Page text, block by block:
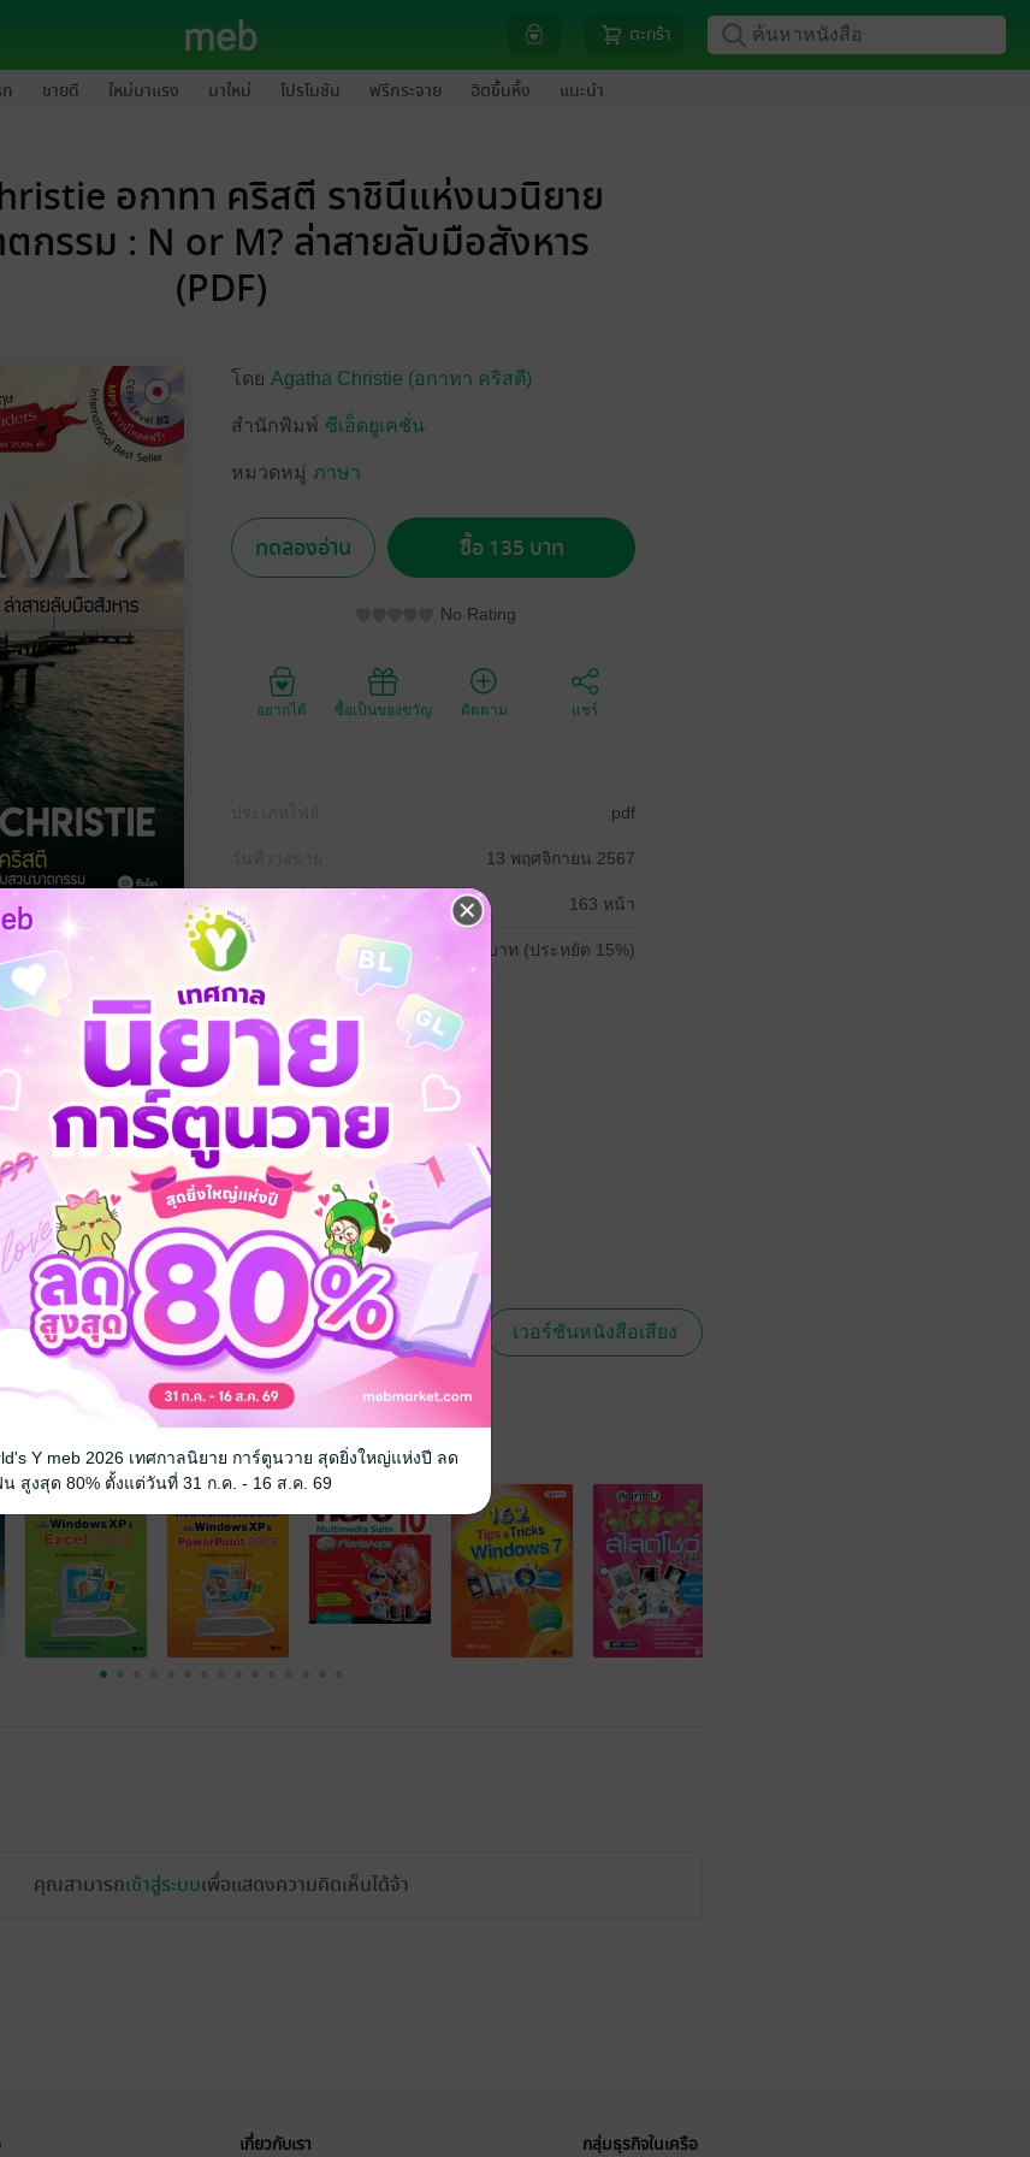
ตะกร้า
ขายดี ใหม่มาแรง มาใหม่ โปรโมชัน ฟรีกระจาย ฮิตขึ้นหิ้ง แนะนำ
อกาทา คริสตี ราชินีแห่งนวนิยาย
กรรม : N or M? ล่าสายลับมือสังหาร
(PDF)
โดย Agatha Christie (อกาทา คริสตี)
สำนักพิมพ์ ซีเอ็ดยูเคชั่น
หมวดหมู่ ภาษา
ทดลองอ่าน ซื้อ 135 บาท
No Rating
อยากได้ ซื้อเป็นของขวัญ ติดตาม แชร์
pdf
13 พฤศจิกายน 2567
ความยาว 163 หน้า
ราคาปก 159 บาท (ประหยัด 15%)
Readers แนวสืบสวน ระดับมัธยม+ ความยาวเรื่อง 25,936 คำ
บหนังสือเสียงด้วยนะ หาก
ลยจ้ะ
เวอร์ชันหนังสือเสียง
คุณสามารถเข้าสู่ระบบเพื่อแสดงความคิดเห็นได้จ้า
เกี่ยวกับเรา กลุ่มธุรกิจในเครือ
Y meb 2026 เทศกาลนิยาย การ์ตูนวาย สุดยิ่งใหญ่แห่งปี ลด
สูงสุด 80% ตั้งแต่วันที่ 31 ก.ค. - 16 ส.ค. 69